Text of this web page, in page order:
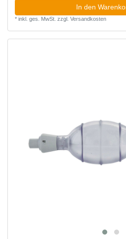
In den
* inkl. ges. MwSt. zzgl. Versandkosten